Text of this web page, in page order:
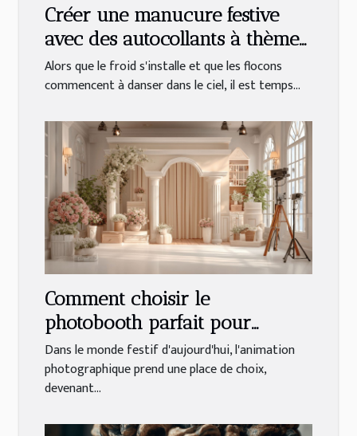
Créer une manucure festive
avec des autocollants à thème
hivernal
Alors que le froid s'installe et que les flocons
commencent à danser dans le ciel, il est temps...
Comment choisir le
photobooth parfait pour
chaque type d'événement
Dans le monde festif d'aujourd'hui, l'animation
photographique prend une place de choix,
devenant...